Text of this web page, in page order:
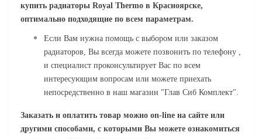
купить радиаторы Royal Thermo в Красноярске,
оптимально подходящие по всем параметрам.
Если Вам нужна помощь с выбором или заказом
радиаторов, Вы всегда можете позвонить по телефону ,
и специалист проконсультирует Вас по всем
интересующим вопросам или можете приехать
непосредственно в наш магазин "Глав Сиб Комплект".
Заказать и оплатить товар можно on-line на сайте или
другими способами, с которыми Вы можете ознакомиться